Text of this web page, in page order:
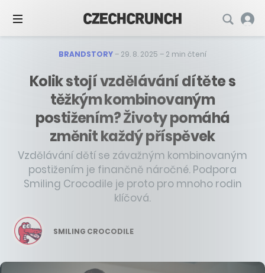
BRANDSTORY– 29. 8. 2025 – 2 min čtení
Kolik stojí vzdělávání dítěte s
těžkým kombinovaným
postižením? Životy pomáhá
změnit každý příspěvek
Vzdělávání dětí se závažným kombinovaným
postižením je finančně náročné. Podpora
Smiling Crocodile je proto pro mnoho rodin
klíčová.
SMILING CROCODILE